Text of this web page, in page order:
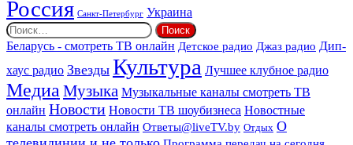
Россия Санкт-Петербург Украина
Найти:
Беларусь - смотреть ТВ онлайн Детское радио Джаз радио Дип-
хаус радио Звезды Культура Лучшее клубное радио
Медиа Музыка Музыкальные каналы смотреть ТВ
онлайн Новости Новости ТВ шоубизнеса Новостные
каналы смотреть онлайн Ответы@liveTV.by Отдых О